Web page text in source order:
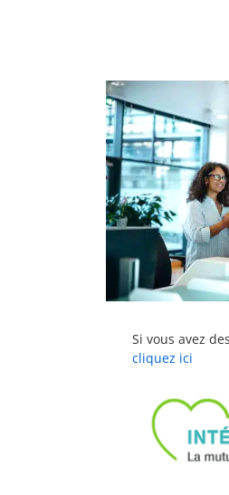
Si vous avez
cliquez ici